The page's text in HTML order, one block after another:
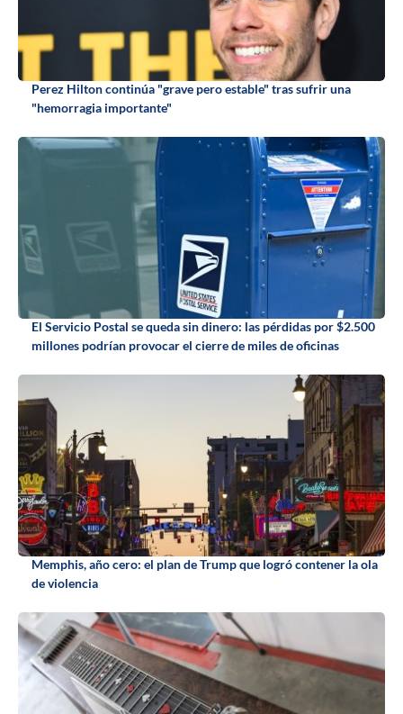
Perez Hilton continúa "grave pero estable" tras sufrir una
"hemorragia importante"
El Servicio Postal se queda sin dinero: las pérdidas por $2.500
millones podrían provocar el cierre de miles de oficinas
Memphis, año cero: el plan de Trump que logró contener la ola
de violencia